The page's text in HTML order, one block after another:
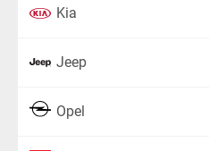
Kia
Jeep
Opel